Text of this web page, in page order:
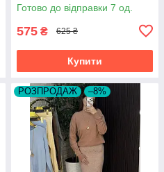
Готово до відправки 7 од.
575 ₴ 625 ₴
Купити
РОЗПРОДАЖ –8%